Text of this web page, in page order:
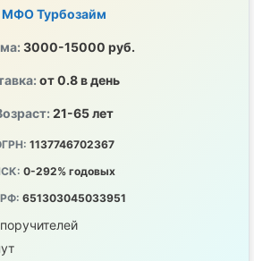
МФО Турбозайм
3000-15000 руб.
от 0.8 в день
21-65 лет
1137746702367
0-292% годовых
651303045033951